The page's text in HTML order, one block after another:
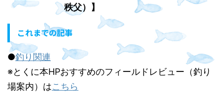
秩父）】
これまでの記事
●釣り関連
※とくに本HPおすすめのフィールドレビュー（釣り
場案内）はこちら